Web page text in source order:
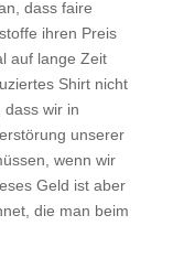
dass faire
ihren Preis
auf lange Zeit
Shirt nicht
dass wir in
unserer
wenn wir
Geld ist aber
die man beim